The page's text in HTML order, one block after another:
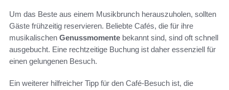
Um das Beste aus einem Musikbrunch herauszuholen, sollten
Gäste frühzeitig reservieren. Beliebte Cafés, die für ihre
musikalischen Genussmomente bekannt sind, sind oft schnell
ausgebucht. Eine rechtzeitige Buchung ist daher essenziell für
einen gelungenen Besuch.
Ein weiterer hilfreicher Tipp für den Café-Besuch ist, die